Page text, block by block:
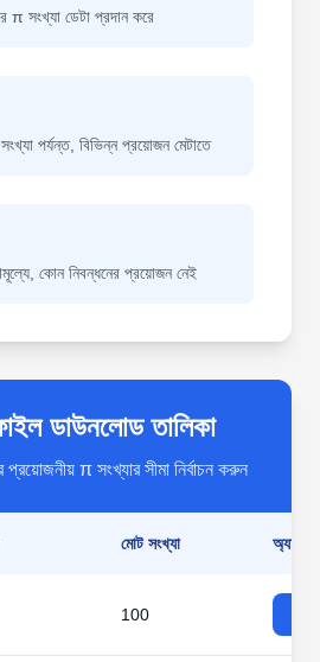
π সংখ্যা ডেটা প্রদান করে
পর্যন্ত, বিভিন্ন প্রয়োজন মেটাতে
কোন নিবন্ধনের প্রয়োজন নেই
ডাউনলোড তালিকা
π সংখ্যার সীমা নির্বাচন করুন
মোট সংখ্যা অ্যাকশন
100